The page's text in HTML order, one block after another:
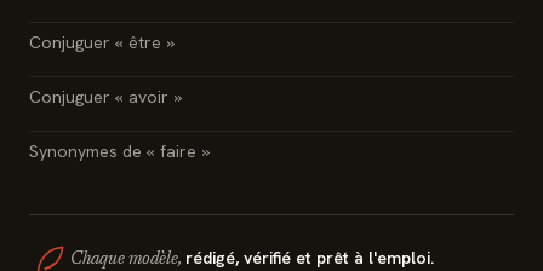
Conjuguer « être »
Conjuguer « avoir »
Synonymes de « faire »
Chaque modèle, rédigé, vérifié et prêt à l'emploi.